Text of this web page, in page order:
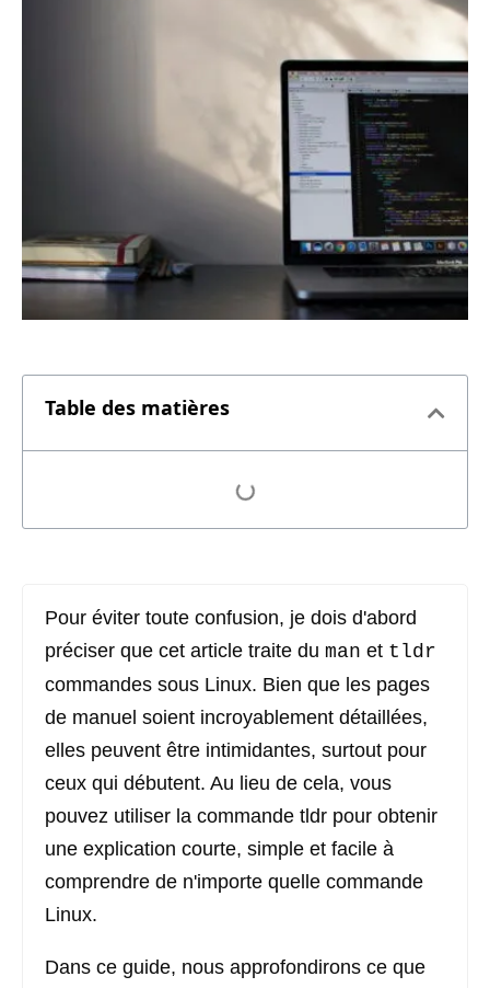
Table des matières
Pour éviter toute confusion, je dois d'abord
préciser que cet article traite du man et tldr
commandes sous Linux. Bien que les pages
de manuel soient incroyablement détaillées,
elles peuvent être intimidantes, surtout pour
ceux qui débutent. Au lieu de cela, vous
pouvez utiliser la commande tldr pour obtenir
une explication courte, simple et facile à
comprendre de n'importe quelle commande
Linux.
Dans ce guide, nous approfondirons ce que